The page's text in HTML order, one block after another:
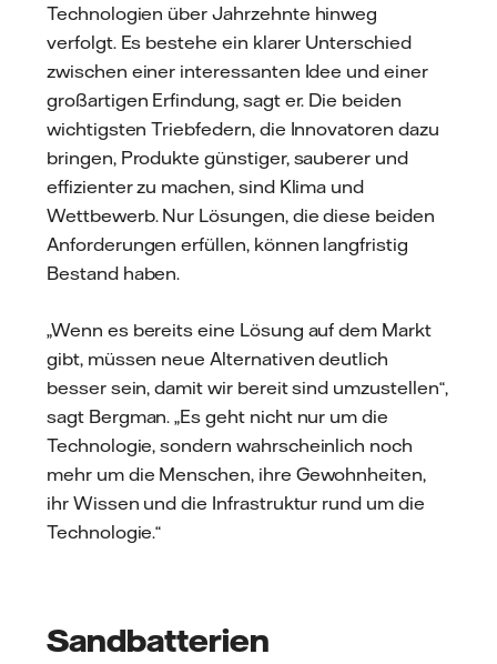
Technologien über Jahrzehnte hinweg
verfolgt. Es bestehe ein klarer Unterschied
zwischen einer interessanten Idee und einer
großartigen Erfindung, sagt er. Die beiden
wichtigsten Triebfedern, die Innovatoren dazu
bringen, Produkte günstiger, sauberer und
effizienter zu machen, sind Klima und
Wettbewerb. Nur Lösungen, die diese beiden
Anforderungen erfüllen, können langfristig
Bestand haben.
„Wenn es bereits eine Lösung auf dem Markt
gibt, müssen neue Alternativen deutlich
besser sein, damit wir bereit sind umzustellen“,
sagt Bergman. „Es geht nicht nur um die
Technologie, sondern wahrscheinlich noch
mehr um die Menschen, ihre Gewohnheiten,
ihr Wissen und die Infrastruktur rund um die
Technologie.“
Sandbatterien